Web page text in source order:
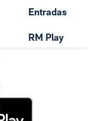
Entradas
RM Play